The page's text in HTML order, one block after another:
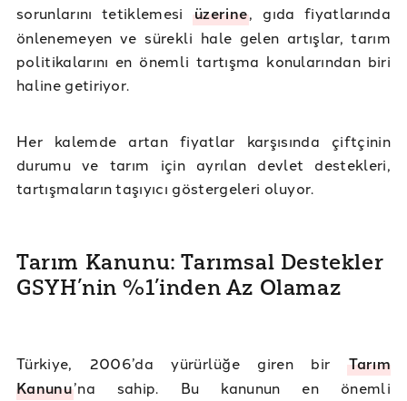
sorunlarını tetiklemesiüzerine, gıda fiyatlarında
önlenemeyen ve sürekli hale gelen artışlar, tarım
politikalarını en önemli tartışma konularından biri
haline getiriyor.
Her kalemde artan fiyatlar karşısında çiftçinin
durumu ve tarım için ayrılan devlet destekleri,
tartışmaların taşıyıcı göstergeleri oluyor.
Tarım Kanunu: Tarımsal Destekler
GSYH’nin %1’inden Az Olamaz
Türkiye, 2006’da yürürlüğe giren birTarım
Kanunu’na sahip. Bu kanunun en önemli